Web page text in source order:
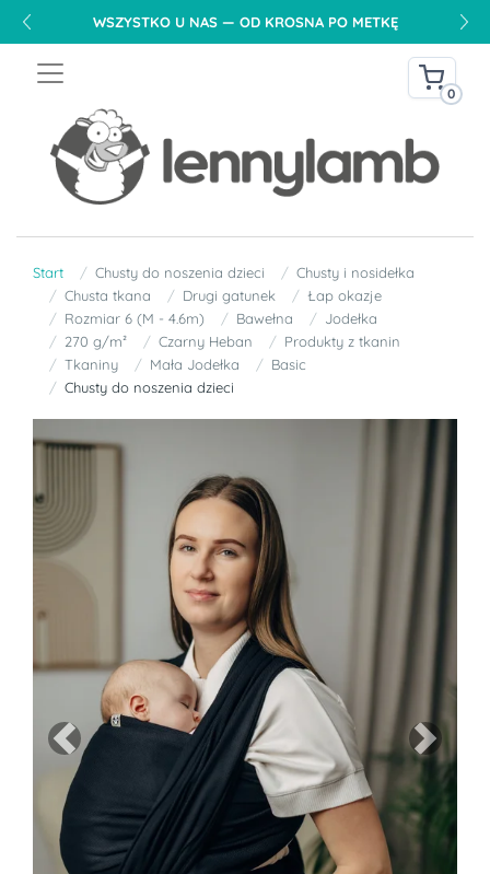
DARMOWA DOSTAWA NA TERENIE POLSKI OD 240 PLN
0
Start Chusty do noszenia dzieci
Chusty i nosidełka
Chusta tkana
Drugi gatunek
Łap okazje
Rozmiar 6 (M - 4.6m)
Bawełna
Jodełka
270 g/m²
Czarny Heban
Produkty z tkanin
Tkaniny
Mała Jodełka
Basic
Chusty do noszenia dzieci
Previous Next